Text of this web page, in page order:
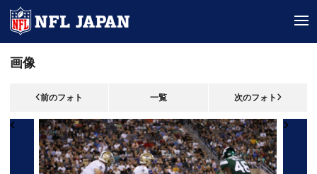
画像
前のフォト 一覧 次のフォト